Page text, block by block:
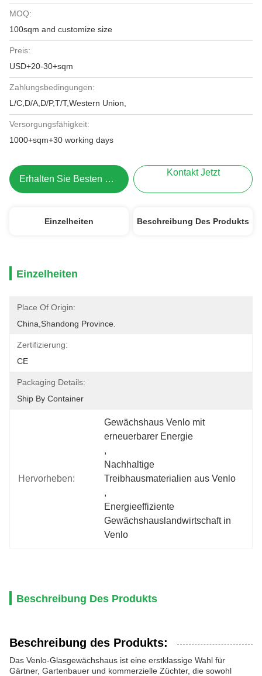
MOQ:
100sqm and customize size
Preis:
USD+20-30+sqm
Zahlungsbedingungen:
L/C,D/A,D/P,T/T,Western Union,
Versorgungsfähigkeit:
1000+sqm+30 working days
Erhalten Sie Besten Preis
Kontakt Jetzt
Einzelheiten Beschreibung Des Produkts
Einzelheiten
Place Of Origin:
China,Shandong Province.
Zertifizierung:
CE
Packaging Details:
Ship By Container
Hervorheben:
Gewächshaus Venlo mit
erneuerbarer Energie
,
Nachhaltige
Treibhausmaterialien aus Venlo
,
Energieeffiziente
Gewächshauslandwirtschaft in
Venlo
Beschreibung Des Produkts
Beschreibung des Produkts:
Das Venlo-Glasgewächshaus ist eine erstklassige Wahl für
Gärtner, Gartenbauer und kommerzielle Züchter, die sowohl